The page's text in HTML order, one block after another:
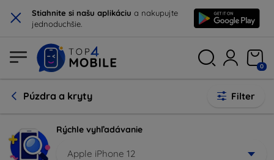
× Stiahnite si našu aplikáciu a nakupujte
jednoduchšie.
0
Púzdra a kryty Filter
Rýchle vyhľadávanie
Apple iPhone 12